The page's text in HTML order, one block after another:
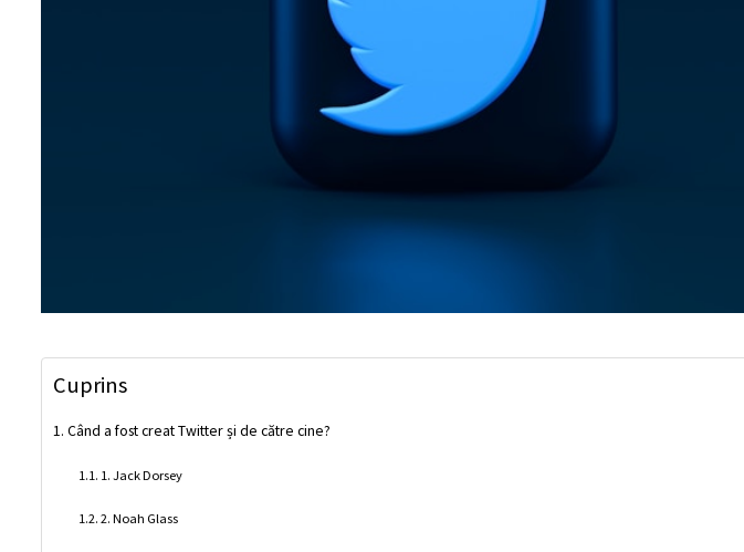
Cuprins
Când a fost creat Twitter și de către cine?
1. Jack Dorsey
2. Noah Glass